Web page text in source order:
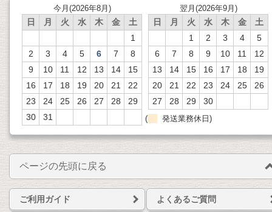
今月(2026年8月)
日 月 火 水 木 金
土
1
2
3 4 5 6 7
8
9
10 11 12 13 14
15
16
17 18 19 20 21
22
23
24 25 26 27 28
29
30
31
翌月(2026年9月)
日 月 火 水 木 金
土
1
2 3 4
5
6
7 8 9 10 11
12
13
14 15 16 17 18
19
20
21 22 23 24 25
26
27
28 29 30
( 発送業務休日)
ページの先頭に戻る
ご利用ガイド よくあるご質問